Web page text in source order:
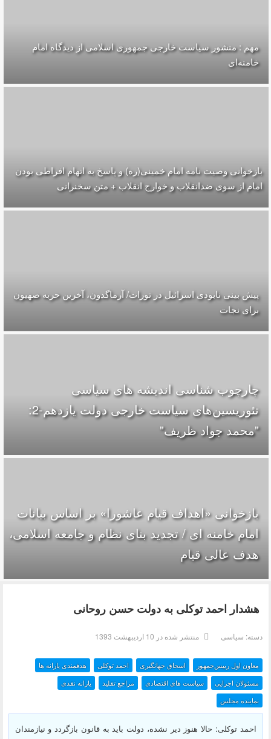
مهم : منشور سیاست خارجی جمهوری اسلامی از دیدگاه امام
خامنه‌ای
بازخوانی وصیت نامه امام خمینی(ره) و پاسخ به اتهام افراطی بودن
امام از سوی ضدانقلاب و خوارج انقلاب + متن سخنرانی
پیش بینی نابودی اسرائیل در تورات/ آرماگدون، آخرین حربه صهیون
برای نجات
چارچوب شناسی اندیشه های سیاسی
تئوریسین‌های سیاست خارجی دولت یازدهم-2:
"محمد جواد ظریف"
بازخوانی «اهداف قیام عاشورا» بر اساس بیانات
امام خامنه ای / تجدید بنای نظام و جامعه اسلامی،
هدف عالی قیام
هشدار احمد توکلی به دولت حسن روحانی
دسته: سیاسی منتشر شده در 10 ارديبهشت 1393
معاون اول رییس‌جمهور اسحاق جهانگیری احمد توکلی هدفمندی یارانه ها
نماینده مجلس
یارانه نقدی مراجع تقليد سیاست های اقتصادی مسئولان اجرایی
احمد توکلی: حالا هنوز دیر نشده، دولت باید به قانون بازگردد و نیازمندان